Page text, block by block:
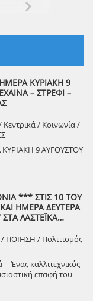
ΚΥΡΙΑΚΗ 9
– ΣΤΡΕΦΙ –
/ Κοινωνία /
9 ΑΥΓΟΥΣΤΟΥ
*** ΣΤΙΣ 10 ΤΟΥ
ΗΜΕΡΑ ΔΕΥΤΕΡΑ
ΛΑΣΤΕΪΚΑ…
/ ΠΟΙΗΣΗ / Πολιτισμός
Ένας καλλιτεχνικός
επαφή του
στο όραμά μας για
να βλέπουμε τον